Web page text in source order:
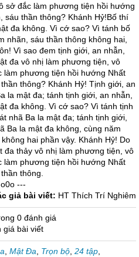
sở đắc làm phương tiện hồi hướng
sáu thần thông? Khánh Hỷ!Bố thí
đa không. Vì cớ sao? Vì tánh bố
nhãn, sáu thần thông không hai,
Vì sao đem tịnh giới, an nhẫn,
đa vô nhị làm phương tiện, vô
làm phương tiện hồi hướng Nhất
thông? Khánh Hỷ! Tịnh giới, an
la mật đa; tánh tịnh giới, an nhẫn,
đa không. Vì cớ sao? Vì tánh tịnh
nhã Ba la mật đa; tánh tịnh giới,
Ba la mật đa không, cùng năm
hai phần vậy. Khánh Hỷ! Do
đa thảy vô nhị làm phương tiện, vô
làm phương tiện hồi hướng Nhất
thông.
---
giả bài viết: HT Thích Trí Nghiêm
0 đánh giá
giá bài viết
Mật Đa Trọn bộ 24 tập